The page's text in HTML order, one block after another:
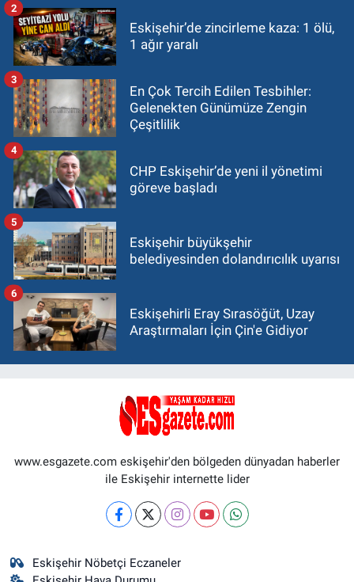
Eskişehir’de zincirleme kaza: 1 ölü,
1 ağır yaralı
2
En Çok Tercih Edilen Tesbihler:
Gelenekten Günümüze Zengin
Çeşitlilik
3
CHP Eskişehir’de yeni il yönetimi
göreve başladı
4
Eskişehir büyükşehir
belediyesinden dolandırıcılık uyarısı
5
Eskişehirli Eray Sırasöğüt, Uzay
Araştırmaları İçin Çin'e Gidiyor
6
www.esgazete.com eskişehir'den bölgeden dünyadan haberler
ile Eskişehir internette lider
Eskişehir Nöbetçi Eczaneler